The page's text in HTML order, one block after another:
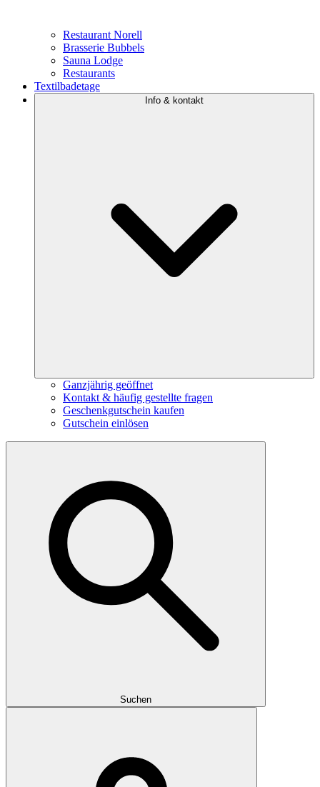
Restaurant Norell
Brasserie Bubbels
Sauna Lodge
Restaurants
Textilbadetage
Info & kontakt
Ganzjährig geöffnet
Kontakt & häufig gestellte fragen
Geschenkgutschein kaufen
Gutschein einlösen
Suchen